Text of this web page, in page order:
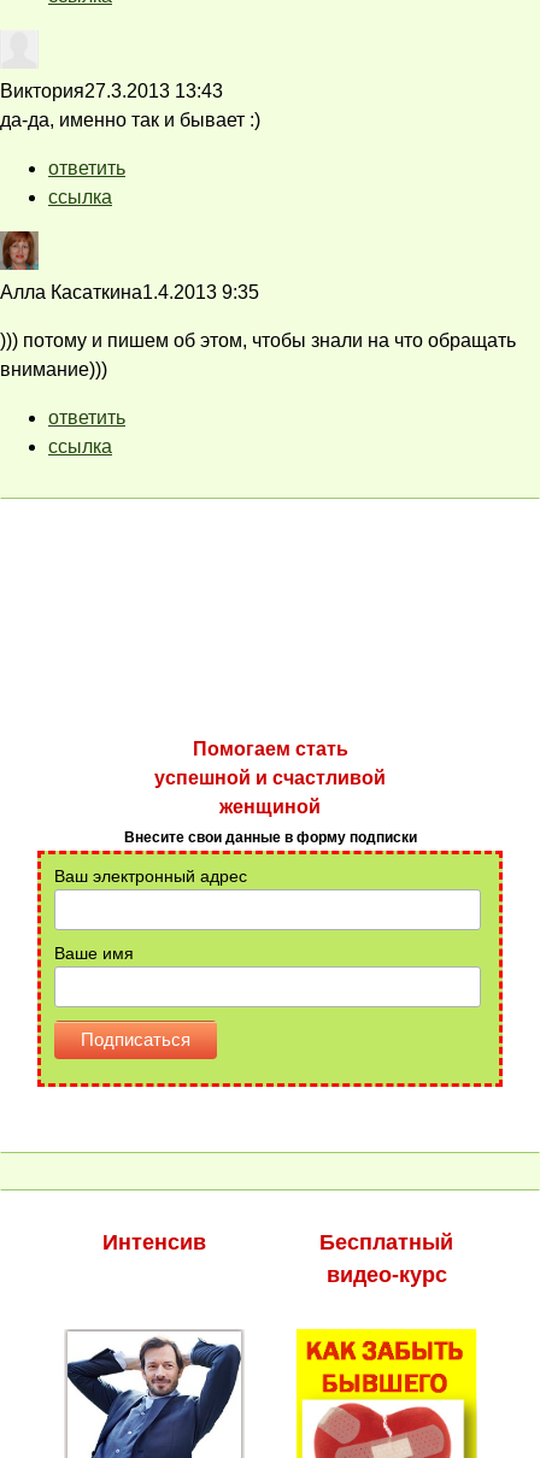
Виктория27.3.2013 13:43
да-да, именно так и бывает :)
ответить
ссылка
Алла Касаткина1.4.2013 9:35
))) потому и пишем об этом, чтобы знали на что обращать
внимание)))
ответить
ссылка
Помогаем стать
успешной и счастливой
женщиной
Внесите свои данные в форму подписки
Ваш электронный адрес
Ваше имя
Интенсив
Бесплатный
видео-курс